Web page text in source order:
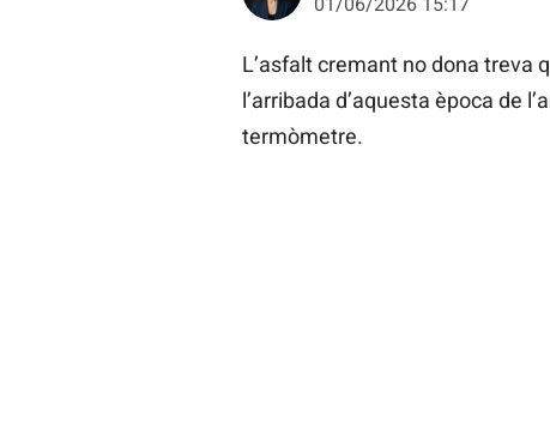
L’asfalt cremant no dona treva
l’arribada d’aquesta època de
termòmetre.